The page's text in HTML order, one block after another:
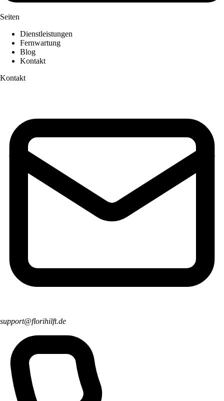
Seiten
Dienstleistungen
Fernwartung
Blog
Kontakt
Kontakt
support@florihilft.de